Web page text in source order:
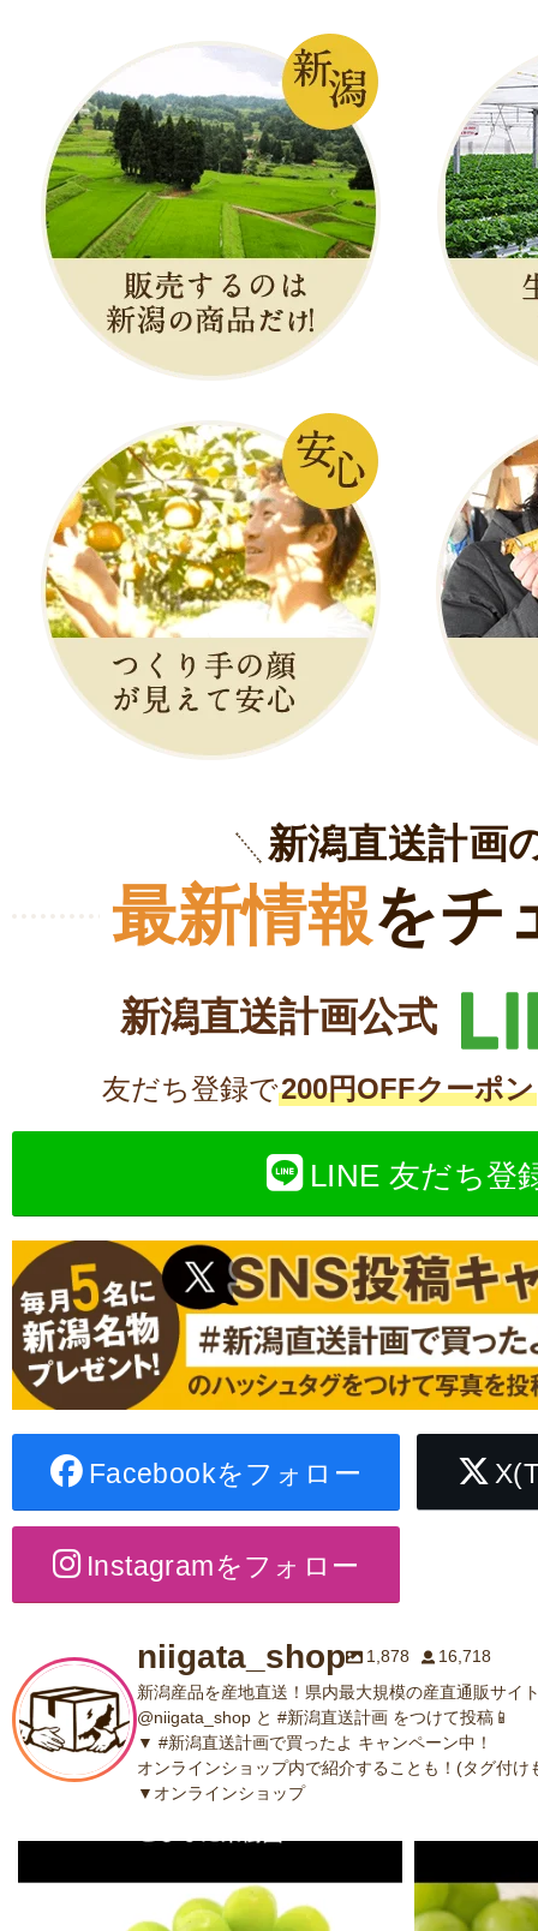
新潟直送計画
最新情報をチ
新潟直送計画公式
友だち登録で200円OFFクーポン
LINE 友だち登
Facebookをフォロー
Instagramをフォロー
niigata_shop 1,878
16,718
新潟産品を産地直送！県内最大規模の産直通販サイ
@niigata_shop と #新潟直送計画 をつけて投稿📱
▼ #新潟直送計画で買ったよ キャンペーン中！
オンラインショップ内で紹介することも！(タグ付け
▼オンラインショップ